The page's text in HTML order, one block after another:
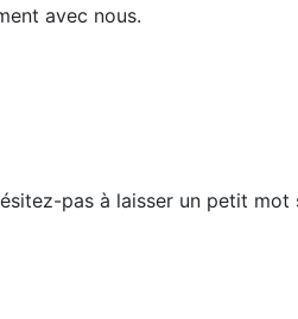
avec nous.
pas à laisser un petit